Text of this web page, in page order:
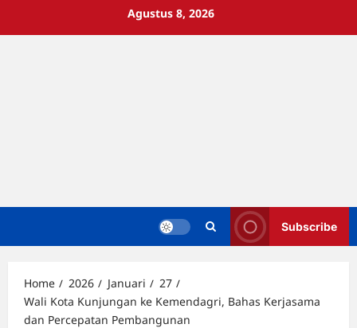
Agustus 8, 2026
Subscribe
Home 2026 Januari
27
Wali Kota Kunjungan ke Kemendagri, Bahas Kerjasama
dan Percepatan Pembangunan